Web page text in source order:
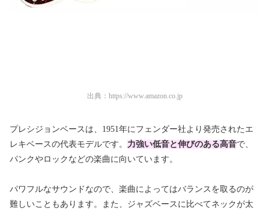
出典： https://www.amazon.co.jp
プレシジョンベースは、1951年にフェンダー社より発売されたエ
レキベースの代表モデルです。 力強い低音と伸びのある高音で、
パンクやロックなどの楽曲に向いています。
パワフルなサウンドなので、楽曲によってはバランスを取るのが
難しいこともあります。また、ジャズベースに比べてネックが太